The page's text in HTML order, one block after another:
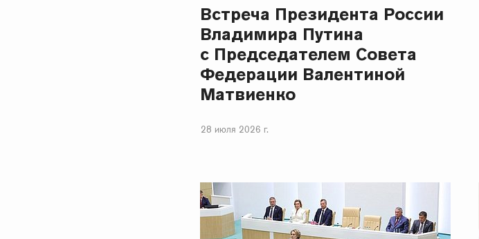
Встреча Президента России
Владимира Путина
с Председателем Совета
Федерации Валентиной
Матвиенко
28 июля 2026 г.